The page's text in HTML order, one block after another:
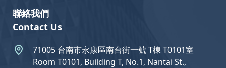
聯絡我們
Contact Us
71005 台南市永康區南台街一號 T棟 T0101室
Room T0101, Building T, No.1, Nantai St.,